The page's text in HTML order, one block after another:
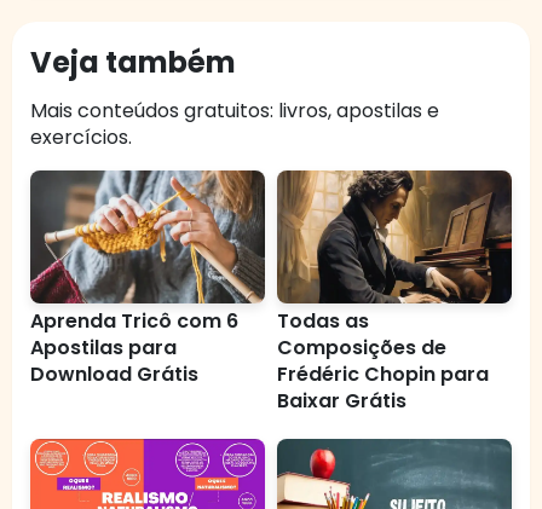
Veja também
Mais conteúdos gratuitos: livros, apostilas e
exercícios.
Aprenda Tricô com 6
Apostilas para
Download Grátis
Todas as
Composições de
Frédéric Chopin para
Baixar Grátis